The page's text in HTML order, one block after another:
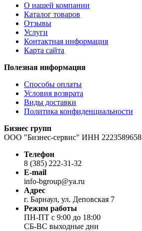
О нашей компании
Каталог товаров
Отзывы
Услуги
Контактная информация
Карта сайта
Полезная информация
Способы оплаты
Условия возврата
Виды доставки
Политика конфиденциальности
Бизнес групп
ООО "Бизнес-сервис" ИНН 2223589658
Телефон
8 (385) 222-31-32
E-mail
info-bgroup@ya.ru
Адрес
г. Барнаул, ул. Деповская 7
Режим работы
ПН-ПТ с 9:00 до 18:00
СБ-ВС выходные дни